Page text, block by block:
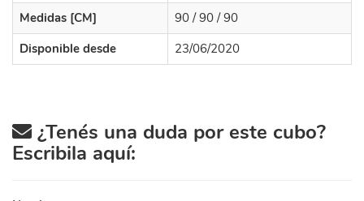
Medidas [CM]
90 / 90 / 90
Disponible desde
23/06/2020
¿Tenés una duda por este cubo?
Escribila aquí: